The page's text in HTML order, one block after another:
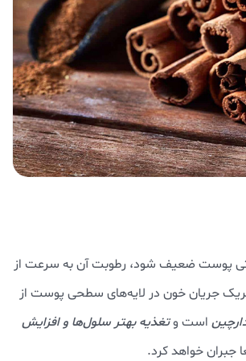
پوست ضعیف شود، رطوبت آن به سرعت از
جریان خون در لایه‌های سطحی پوست از
است وتغذیه بهتر سلول‌ها و افزایش
جبران خواهد کرد.